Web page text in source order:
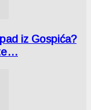
iz Gospića?